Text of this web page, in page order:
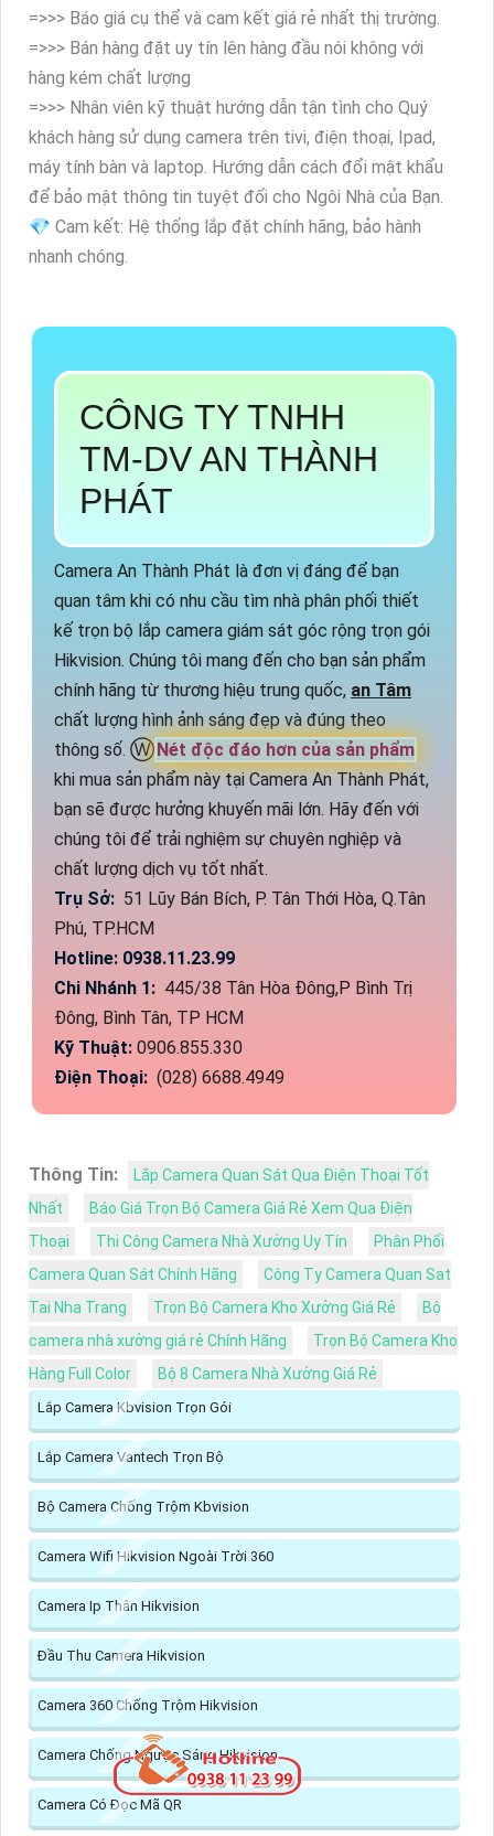
=>>> Báo giá cụ thể và cam kết giá rẻ nhất thị trường.
=>>> Bán hàng đặt uy tín lên hàng đầu nói không với
hàng kém chất lượng
=>>> Nhân viên kỹ thuật hướng dẫn tận tình cho Quý
khách hàng sử dụng camera trên tivi, điện thoại, Ipad,
máy tính bàn và laptop. Hướng dẫn cách đổi mật khẩu
để bảo mật thông tin tuyệt đối cho Ngôi Nhà của Bạn.
💎 Cam kết: Hệ thống lắp đặt chính hãng, bảo hành
nhanh chóng.
CÔNG TY TNHH
TM-DV AN THÀNH
PHÁT
Camera An Thành Phát là đơn vị đáng để bạn
quan tâm khi có nhu cầu tìm nhà phân phối thiết
kế trọn bộ lắp camera giám sát góc rộng trọn gói
Hikvision. Chúng tôi mang đến cho bạn sản phẩm
chính hãng từ thương hiệu trung quốc, an Tâm
chất lượng hình ảnh sáng đẹp và đúng theo
thông số. ⓌNét độc đáo hơn của sản phẩm
khi mua sản phẩm này tại Camera An Thành Phát,
bạn sẽ được hưởng khuyến mãi lớn. Hãy đến với
chúng tôi để trải nghiệm sự chuyên nghiệp và
chất lượng dịch vụ tốt nhất.
Trụ Sở: 51 Lũy Bán Bích, P. Tân Thới Hòa, Q.Tân
Phú, TP.HCM
Hotline: 0938.11.23.99
Chi Nhánh 1: 445/38 Tân Hòa Đông,P Bình Trị
Đông, Bình Tân, TP HCM
Kỹ Thuật: 0906.855.330
Điện Thoại: (028) 6688.4949
Thông Tin:
Lắp Camera Quan Sát Qua Điện Thoại Tốt
Nhất
Báo Giá Trọn Bộ Camera Giá Rẻ Xem Qua Điện
Thoại
Thi Công Camera Nhà Xưởng Uy Tín
Phân Phối
Camera Quan Sát Chính Hãng
Công Ty Camera Quan Sat
Tai Nha Trang
Trọn Bộ Camera Kho Xưởng Giá Rẻ
Bộ
camera nhà xưởng giá rẻ Chính Hãng
Trọn Bộ Camera Kho
Hàng Full Color
Bộ 8 Camera Nhà Xưởng Giá Rẻ
Lắp Camera Kbvision Trọn Gói
Lắp Camera Vantech Trọn Bộ
Bộ Camera Chống Trộm Kbvision
Camera Wifi Hikvision Ngoài Trời 360
Camera Ip Thân Hikvision
Đầu Thu Camera Hikvision
Camera 360 Chống Trộm Hikvision
Camera Chống Ngược Sáng Hikvision
Camera Có Đọc Mã QR